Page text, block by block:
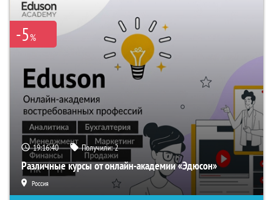
-5%
19:16:39 Получили:2
Различные курсы от онлайн-академии «Эдюсон»
Россия